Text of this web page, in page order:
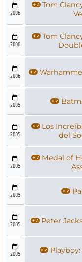
2006
Tom
2006
Tom
2006
2005
2005
Los
del
2005
Medal of
2005
2005 Peter
2005